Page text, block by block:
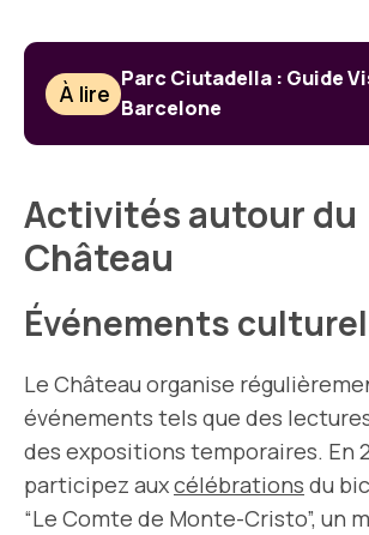
À lire
Parc Ciutadella : Guide
Barcelone
Activités autour du
Château
Événements
Le Château organise
événements tels que des
des expositions temporaires. En
participez auxcélébrations du
“Le Comte de Monte-Cristo”, un